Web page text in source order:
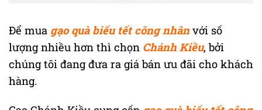
Để mua gạo quà biếu tết công nhân với số
lượng nhiều hơn thì chọn Chánh Kiều, bởi
chúng tôi đang đưa ra giá bán ưu đãi cho khách
hàng.